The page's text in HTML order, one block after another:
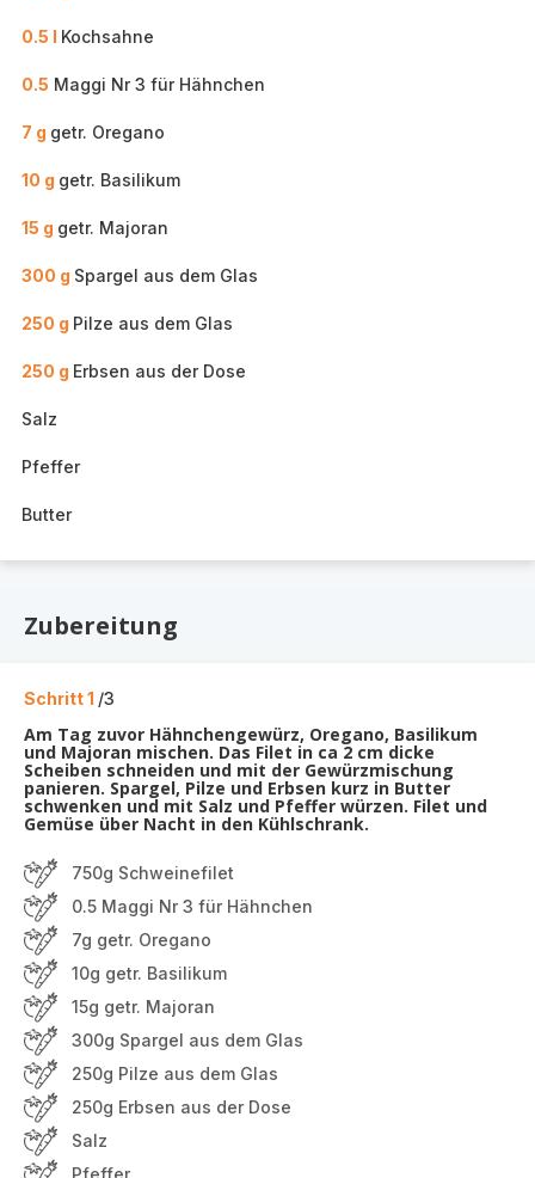
0.5 l Kochsahne
0.5 Maggi Nr 3 für Hähnchen
7 g getr. Oregano
10 g getr. Basilikum
15 g getr. Majoran
300 g Spargel aus dem Glas
250 g Pilze aus dem Glas
250 g Erbsen aus der Dose
Salz
Pfeffer
Butter
Zubereitung
Schritt 1 /3
Am Tag zuvor Hähnchengewürz, Oregano, Basilikum
und Majoran mischen. Das Filet in ca 2 cm dicke
Scheiben schneiden und mit der Gewürzmischung
panieren. Spargel, Pilze und Erbsen kurz in Butter
schwenken und mit Salz und Pfeffer würzen. Filet und
Gemüse über Nacht in den Kühlschrank.
750g Schweinefilet
0.5 Maggi Nr 3 für Hähnchen
7g getr. Oregano
10g getr. Basilikum
15g getr. Majoran
300g Spargel aus dem Glas
250g Pilze aus dem Glas
250g Erbsen aus der Dose
Salz
Pfeffer